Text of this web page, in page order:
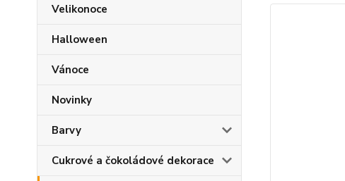
Velikonoce
Halloween
Vánoce
Novinky
Barvy
Cukrové a čokoládové dekorace